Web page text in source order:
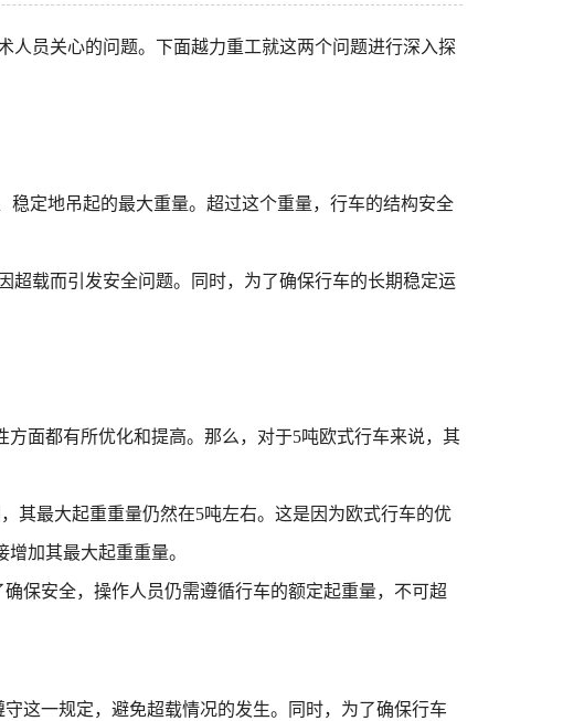
人员关心的问题。下面越力重工就这两个问题进行深入探
稳定地吊起的最大重量。超过这个重量，行车的结构安全
超载而引发安全问题。同时，为了确保行车的长期稳定运
面都有所优化和提高。那么，对于5吨欧式行车来说，其
其最大起重重量仍然在5吨左右。这是因为欧式行车的优
加其最大起重重量。
保安全，操作人员仍需遵循行车的额定起重量，不可超
这一规定，避免超载情况的发生。同时，为了确保行车